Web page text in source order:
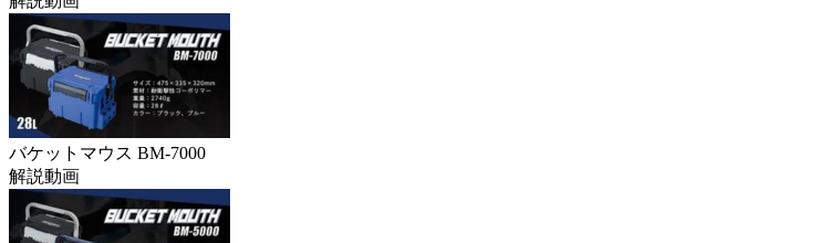
バケットマウス BM-7000
解説動画